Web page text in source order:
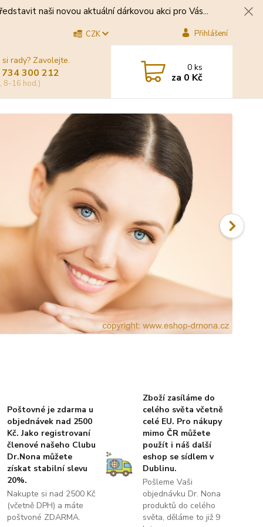
naši novou aktuální dárkovou akci pro Vás...
CZK Přihlášení
rady? Zavolejte.
300 212
8-16 hod.)
0ks
za 0 Kč
Poštovné je zdarma u
objednávek nad 2500
Kč. Jako registrovaní
členové našeho Clubu
Dr.Nona můžete
získat stabilní slevu
20%.
Nakupte si nad 2500 Kč
(včetně DPH) a máte
poštvoné ZDARMA.
Zboží zasíláme do
celého světa včetně
celé EU. Pro nákupy
mimo ČR můžete
použít i náš další
eshop se sídlem v
Dublinu.
Pošleme Vaši
objednávku Dr. Nona
produktů do celého
světa, děláme to již 9